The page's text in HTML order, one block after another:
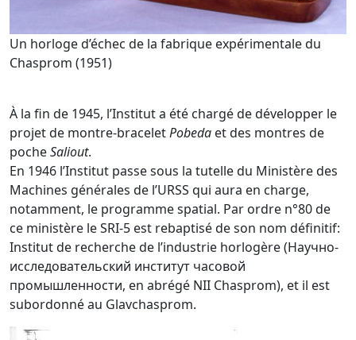
Un horloge d’échec de la fabrique expérimentale du
Chasprom (1951)
À la fin de 1945, l’Institut a été chargé de développer le
projet de montre-braceletPobeda et des montres de
pocheSaliout.
En 1946 l’Institut passe sous la tutelle du Ministère des
Machines générales de l’URSS qui aura en charge,
notamment, le programme spatial. Par ordre n°80 de
ce ministère le SRI-5 est rebaptisé de son nom définitif:
Institut de recherche de l’industrie horlogère (Научно-
исследовательский институт часовой
промышленности, en abrégé NII Chasprom), et il est
subordonné au Glavchasprom.